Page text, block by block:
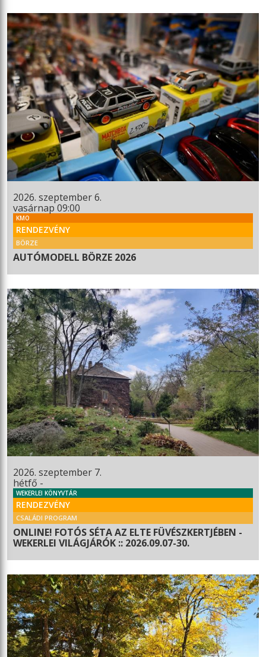
2026. szeptember 6.
vasárnap 09:00
KMO
RENDEZVÉNY
BÖRZE
AUTÓMODELL BÖRZE 2026
2026. szeptember 7.
hétfő -
WEKERLEI KÖNYVTÁR
RENDEZVÉNY
CSALÁDI PROGRAM
ONLINE! FOTÓS SÉTA AZ ELTE FÜVÉSZKERTJÉBEN -
WEKERLEI VILÁGJÁRÓK :: 2026.09.07-30.